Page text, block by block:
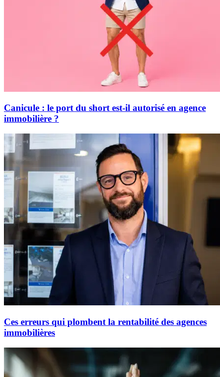
Canicule : le port du short est-il autorisé en agence
immobilière ?
Ces erreurs qui plombent la rentabilité des agences
immobilières